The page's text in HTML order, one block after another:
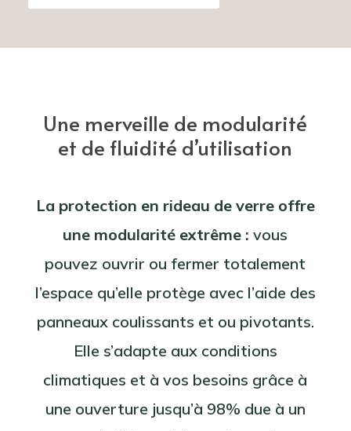
Une merveille de modularité
et de fluidité d’utilisation
La protection en rideau de verre offre
une modularité extrême : vous
pouvez ouvrir ou fermer totalement
l’espace qu’elle protège avec l’aide des
panneaux coulissants et ou pivotants.
Elle s’adapte aux conditions
climatiques et à vos besoins grâce à
une ouverture jusqu’à 98% due à un